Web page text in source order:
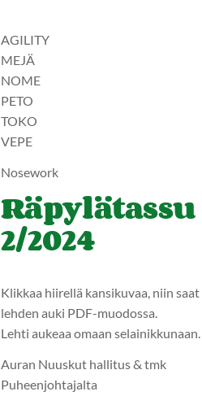
AGILITY
MEJÄ
NOME
PETO
TOKO
VEPE
Nosework
Räpylätassu
2/2024
Klikkaa hiirellä kansikuvaa, niin saat
lehden auki PDF-muodossa.
Lehti aukeaa omaan selainikkunaan.
Auran Nuuskut hallitus & tmk
Puheenjohtajalta